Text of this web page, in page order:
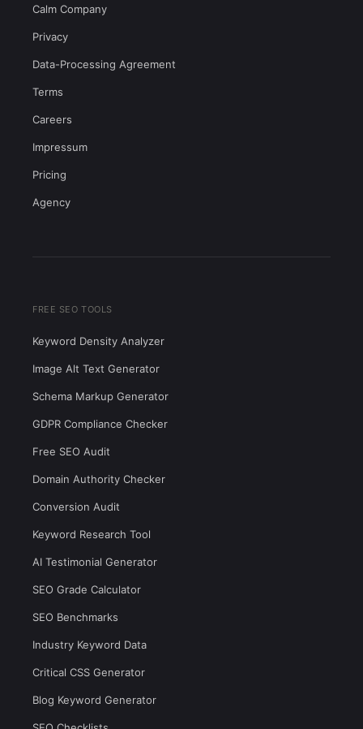
Calm Company
Privacy
Data-Processing Agreement
Terms
Careers
Impressum
Pricing
Agency
FREE SEO TOOLS
Keyword Density Analyzer
Image Alt Text Generator
Schema Markup Generator
GDPR Compliance Checker
Free SEO Audit
Domain Authority Checker
Conversion Audit
Keyword Research Tool
AI Testimonial Generator
SEO Grade Calculator
SEO Benchmarks
Industry Keyword Data
Critical CSS Generator
Blog Keyword Generator